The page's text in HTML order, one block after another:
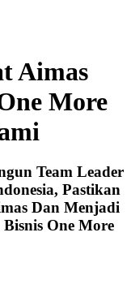
Aimas
More
Team Leader
Pastikan
Dan Menjadi
Bisnis One More